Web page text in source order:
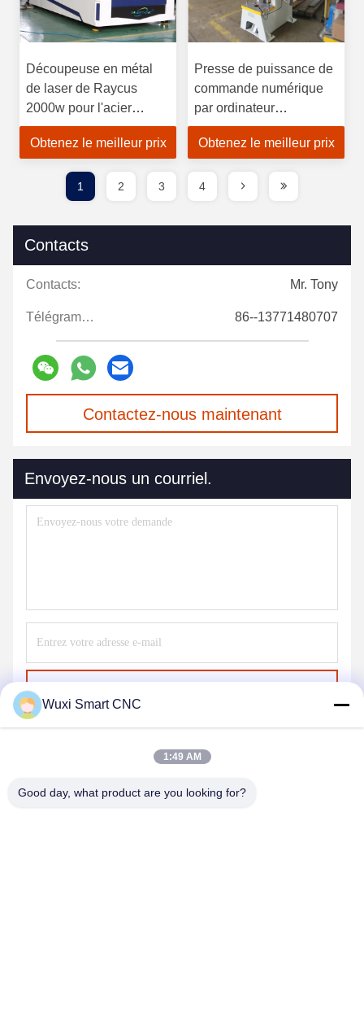
Découpeuse en métal
de laser de Raycus
2000w pour l'acier
inoxydable
Obtenez le meilleur prix
Presse de puissance de
commande numérique
par ordinateur
250times/M Hydraulic
Punch Machine
Obtenez le meilleur prix
1 2 3 4
Contacts
Contacts: Mr. Tony
Télégramme: 86--13771480707
Contactez-nous maintenant
Envoyez-nous un courriel.
Wuxi Smart CNC
1:49 AM
Good day, what product are you looking for?